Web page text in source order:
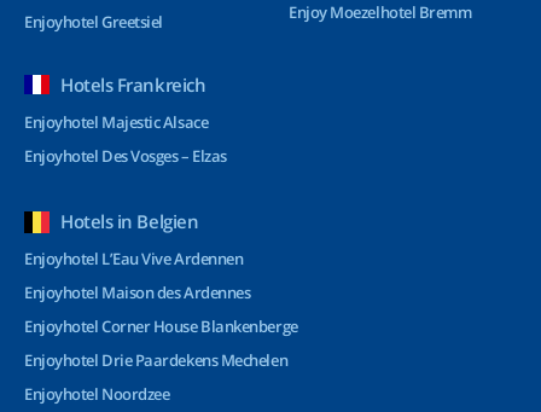
Enjoyhotel Greetsiel
Enjoy Moezelhotel Bremm
Hotels Frankreich
Enjoyhotel Majestic Alsace
Enjoyhotel Des Vosges – Elzas
Hotels in Belgien
Enjoyhotel L’Eau Vive Ardennen
Enjoyhotel Maison des Ardennes
Enjoyhotel Corner House Blankenberge
Enjoyhotel Drie Paardekens Mechelen
Enjoyhotel Noordzee